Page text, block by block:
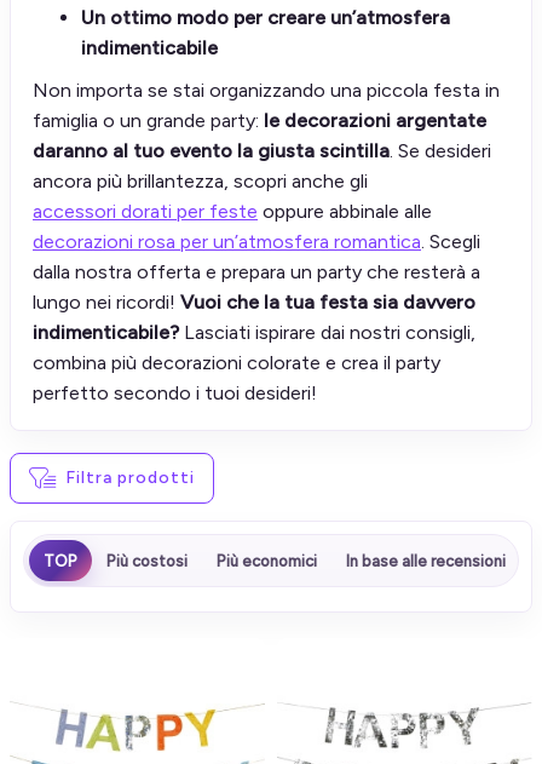
Un ottimo modo per creare un’atmosfera
indimenticabile
Non importa se stai organizzando una piccola festa in
famiglia o un grande party: le decorazioni argentate
daranno al tuo evento la giusta scintilla. Se desideri
ancora più brillantezza, scopri anche gli
accessori dorati per feste oppure abbinale alle
decorazioni rosa per un’atmosfera romantica. Scegli
dalla nostra offerta e prepara un party che resterà a
lungo nei ricordi! Vuoi che la tua festa sia davvero
indimenticabile?Lasciati ispirare dai nostri consigli,
combina più decorazioni colorate e crea il party
perfetto secondo i tuoi desideri!
Filtra prodotti
TOP Più costosi Più economici In base alle recensioni